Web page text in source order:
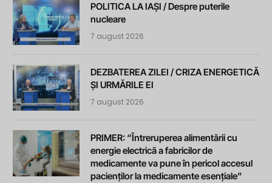
POLITICA LA IAȘI / Despre puterile
nucleare
7 august 2026
DEZBATEREA ZILEI / CRIZA ENERGETICĂ
ȘI URMĂRILE EI
7 august 2026
PRIMER: “Întreruperea alimentării cu
energie electrică a fabricilor de
medicamente va pune în pericol accesul
pacienților la medicamente esențiale”